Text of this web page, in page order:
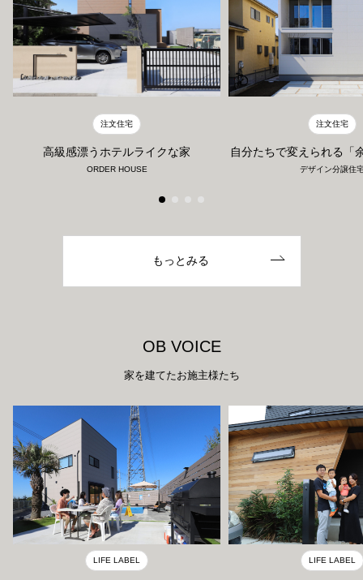
注文住宅
高級感漂うホテルライクな家
ORDER HOUSE
注文住宅
自分たちで変えられる「
デザイン分譲住
もっとみる
OB VOICE
家を建てたお施主様たち
LIFE LABEL LIFE LABEL